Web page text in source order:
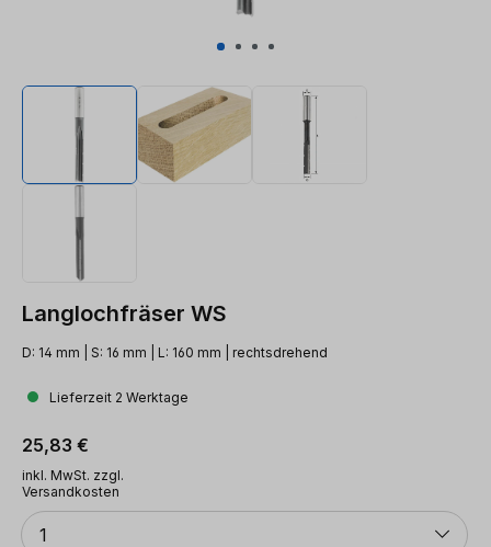
Langlochfräser WS
D: 14 mm | S: 16 mm | L: 160 mm | rechtsdrehend
Lieferzeit 2 Werktage
Regulärer Preis:
25,83 €
inkl. MwSt. zzgl.
Versandkosten
Anzahl
1